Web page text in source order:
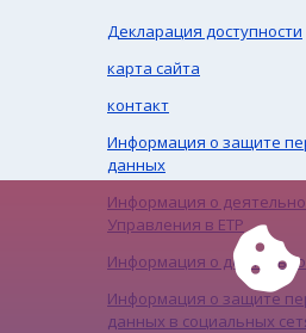
Декларация доступности
карта сайта
контакт
Информация о защите
данных
Информация о
Управления в ЕТР
Информация о
Информация о защите
данных в социальных